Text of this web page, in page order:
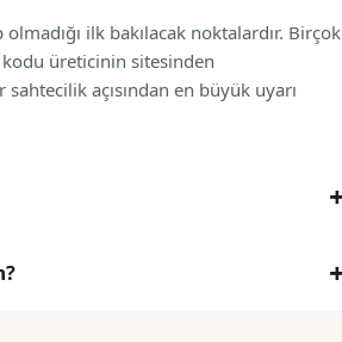
ilk bakılacak noktalardır. Birçok
üreticinin sitesinden
açısından en büyük uyarı